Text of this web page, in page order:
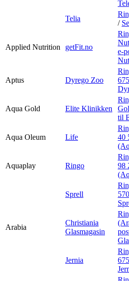
Telia
/
Applied Nutrition getFit.no
e-
Aptus Dyrego Zoo
Aqua Gold Elite Klinikken
til
Aqua Oleum Life
40
Aquaplay Ringo
98
Sprell
Arabia
Christiania
Glasmagasin
Jernia